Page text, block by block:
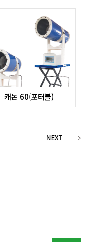
캐논 60(포터블)